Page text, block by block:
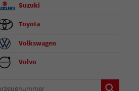
Suzuki
Toyota
Volkswagen
Volvo